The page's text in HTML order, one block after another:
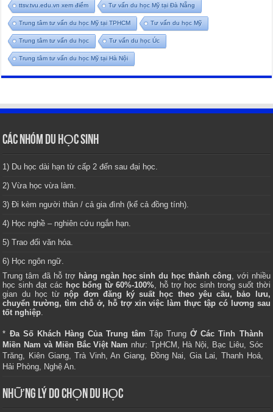
ttsv.tvu.edu.vn xem điểm Tư vấn du học Mỹ tại Đà Nẵng
Trung tâm tư vấn du học Mỹ tại TPHCM Tư vấn du học Mỹ
Trung tâm tư vấn du học Tư vấn du học Úc
Trung tâm tư vấn du học Mỹ tại Hà Nội
CÁC NHÓM DU HỌC SINH
1) Du học dài hạn từ cấp 2 đến sau đại học.
2) Vừa học vừa làm.
3) Đi kèm người thân / cả gia đình (kể cả đồng tính).
4) Học nghề – nghiên cứu ngắn hạn.
5) Trao đổi văn hóa.
6) Học ngôn ngữ.
Trung tâm đã hỗ trợ hàng ngàn học sinh du học thành công, với nhiều
học sinh đạt các học bổng từ 60%-100%, hỗ trợ học sinh trong suốt thời
gian du học từ nộp đơn đăng ký suất học theo yêu cầu, bảo lưu,
chuyển trường, tìm chỗ ở, hỗ trợ xin việc làm thực tập có lương sau
tốt nghiệp.
* Đa Số Khách Hàng Của Trung tâm Tập TrungỞ Các Tỉnh Thành
Miền Nam và Miền Bắc Việt Nam như: TpHCM, Hà Nội, Bạc Liêu, Sóc
Trăng, Kiên Giang, Trà Vinh, An Giang, Đồng Nai, Gia Lai, Thanh Hoá,
Hải Phòng, Nghệ An.
NHỮNG LÝ DO CHỌN DU HỌC